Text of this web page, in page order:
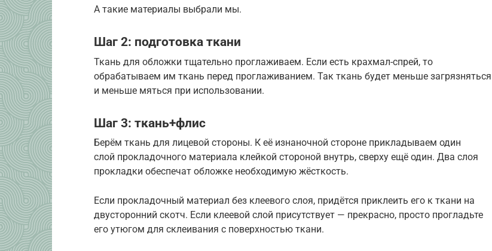
А такие материалы выбрали мы.
Шаг 2: подготовка ткани
Ткань для обложки тщательно проглаживаем. Если есть крахмал-спрей, то
обрабатываем им ткань перед проглаживанием. Так ткань будет меньше загрязняться
и меньше мяться при использовании.
Шаг 3: ткань+флис
Берём ткань для лицевой стороны. К её изнаночной стороне прикладываем один
слой прокладочного материала клейкой стороной внутрь, сверху ещё один. Два слоя
прокладки обеспечат обложке необходимую жёсткость.
Если прокладочный материал без клеевого слоя, придётся приклеить его к ткани на
двусторонний скотч. Если клеевой слой присутствует — прекрасно, просто прогладьте
его утюгом для склеивания с поверхностью ткани.